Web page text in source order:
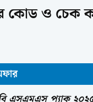
কোড ও চেক